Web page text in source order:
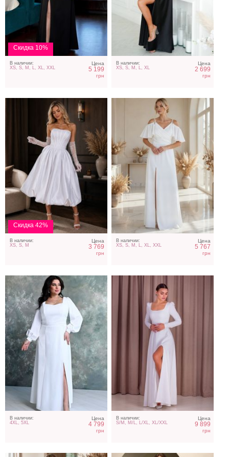
Скидка 10%
В наличии:
XS, S, M, L, XL, XXL
Цена
5 199
грн
В наличии:
XS, S, M, L, XL
Цена
2 699
грн
Белое платье миди:
кружевной корсет и
атласная пышная юбка
Скидка 42%
В наличии:
XS, S, M
Цена
3 769
грн
Вечернее белое платье в
пол с дополнительными
рукавами
В наличии:
XS, S, M, L, XL, XXL
Цена
5 767
грн
Длинное платье белого
цвета, большого размера
В наличии:
4XL, 5XL
Цена
4 799
грн
Простое длинное белое
платье на длинный рукав
В наличии:
S/M, M/L, L/XL, XL/XXL
Цена
9 899
грн
Длинное бежевое
атласное вечернее
платье с разрезом
Атласное белое платье с
прозрачной накидкой